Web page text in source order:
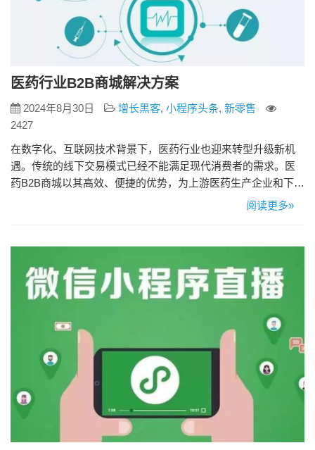
医药行业B2B商城解决方案
2024年8月30日 增长黑客, 小程序头条, 新零售
2427
在数字化、互联网技术背景下，医药行业也迎来转型升级新机
遇。传统的线下交易模式已经不能满足现代消费者的需求。医
药B2B商城以其高效、便捷的优势，为上游医药生产企业和下游
医疗机构、药店等提供了快捷、便捷的药品采购和销售通道。
来几年医药电商市场预计将保持两位数的增长速度。 2、技术驱
动：互联…
阅读更多»